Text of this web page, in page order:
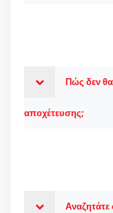
Πώς δεν
αποχέτευσης;
Αναζητάτε